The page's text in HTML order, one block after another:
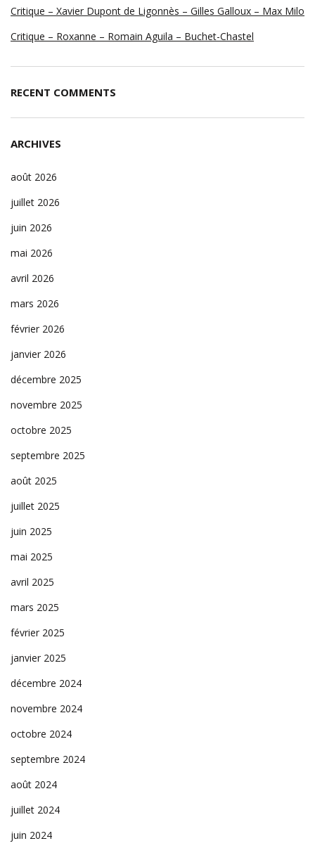
Critique – Xavier Dupont de Ligonnès – Gilles Galloux – Max Milo
Critique – Roxanne – Romain Aguila – Buchet-Chastel
RECENT COMMENTS
ARCHIVES
août 2026
juillet 2026
juin 2026
mai 2026
avril 2026
mars 2026
février 2026
janvier 2026
décembre 2025
novembre 2025
octobre 2025
septembre 2025
août 2025
juillet 2025
juin 2025
mai 2025
avril 2025
mars 2025
février 2025
janvier 2025
décembre 2024
novembre 2024
octobre 2024
septembre 2024
août 2024
juillet 2024
juin 2024